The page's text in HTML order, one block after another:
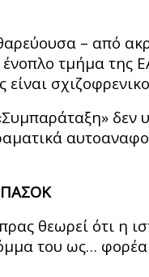
– από
τμήμα της
δεν
ΠΑΣΟΚ
θεωρεί ότι η
του ως…